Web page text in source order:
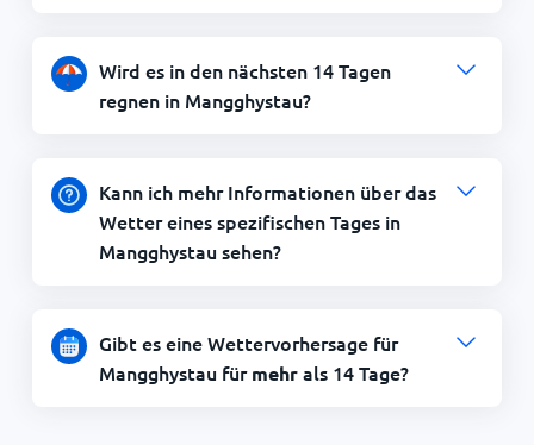
Wird es in den nächsten 14 Tagen
regnen in Mangghystau?
Kann ich mehr Informationen über das
Wetter eines spezifischen Tages in
Mangghystau sehen?
Gibt es eine Wettervorhersage für
Mangghystau fürmehrals 14 Tage?